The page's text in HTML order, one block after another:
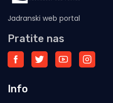
Jadranski web portal
Pratite nas
Info